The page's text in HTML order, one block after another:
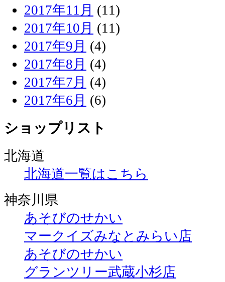
2017年11月 (11)
2017年10月 (11)
2017年9月 (4)
2017年8月 (4)
2017年7月 (4)
2017年6月 (6)
ショップリスト
北海道
北海道一覧はこちら
神奈川県
あそびのせかい
マークイズみなとみらい店
あそびのせかい
グランツリー武蔵小杉店